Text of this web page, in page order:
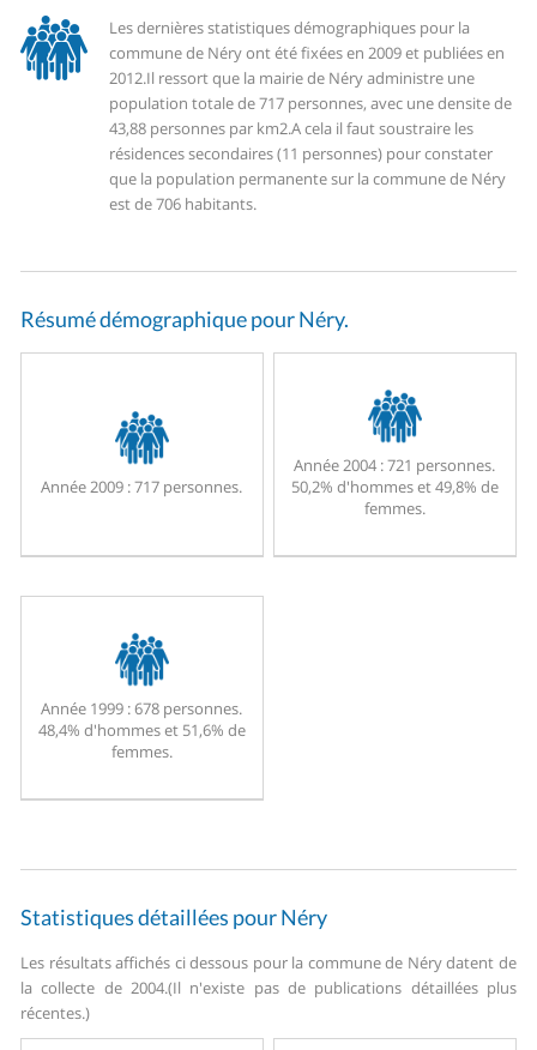
Les dernières statistiques démographiques pour la
commune de Néry ont été fixées en 2009 et publiées en
2012.Il ressort que la mairie de Néry administre une
population totale de 717 personnes, avec une densite de
43,88 personnes par km2.A cela il faut soustraire les
résidences secondaires (11 personnes) pour constater
que la population permanente sur la commune de Néry
est de 706 habitants.
Résumé démographique pour Néry.
Année 2009 :717 personnes.
Année 2004 :721 personnes.
50,2% d'hommes et 49,8% de
femmes.
Année 1999 :678 personnes.
48,4% d'hommes et 51,6% de
femmes.
Statistiques détaillées pour Néry
Les résultats affichés ci dessous pour la commune de Néry datent de
la collecte de 2004.(Il n'existe pas de publications détaillées plus
récentes.)